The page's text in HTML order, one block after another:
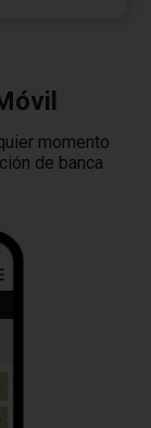
momento
de banca